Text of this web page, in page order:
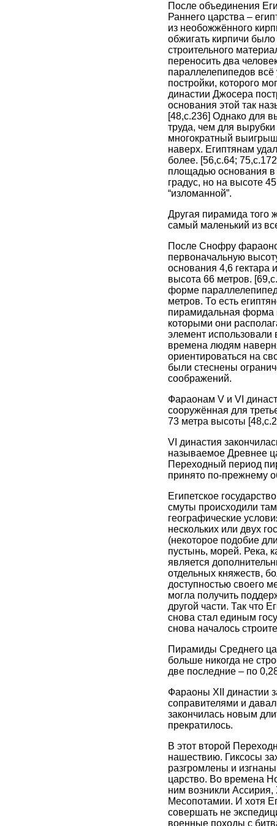
После объединения
Раннего царства –
из необожжённого
обжигать кирпичи
строительного
переносить два
параллелепипедов
постройки, которого
династии Джосера
основания этой так
[48,c.236] Однако для
труда, чем для
многократный
наверх. Египтянам
более. [56,c.64;
площадью основания в
градус, но на высоте
“изломанной”.
Другая пирамида того
самый маленький из
После Снофру
первоначальную
основания 4,6 гектара
высота 66 метров.
форме
метров. То есть
пирамидальная форма
которыми они
элемент использовали
времена людям
ориентироваться на
были стеснены
соображений.
Фараонам V и VI
сооружённая для
73 метра высоты
VI династия
называемое Древнее
Переходный период
принято по-прежнему
Египетское
смуты происходили
географические
нескольких или двух
(некоторое подобие
пустынь, морей. Река,
является
отдельных княжеств,
доступностью своего
могла получить
другой части. Так что
снова стал единым
снова началось
Пирамиды Среднего
больше никогда не
две последние – по
Фараоны ХII династии
соправителями и
закончилась новым
прекратилось.
В этот второй
нашествию. Гиксосы
разгромлены и
царство. Во времена
ним возникли Ассирия,
Месопотамии. И хотя
совершать не
военные походы с